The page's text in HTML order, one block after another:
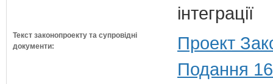
інтеграції
Текст законопроекту та супровідні
документи:
Проект
Подання